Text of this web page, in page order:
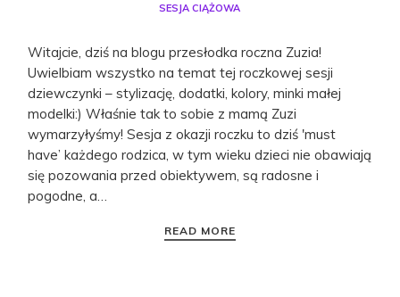
SESJA CIĄŻOWA
Witajcie, dziś na blogu przesłodka roczna Zuzia!
Uwielbiam wszystko na temat tej roczkowej sesji
dziewczynki – stylizację, dodatki, kolory, minki małej
modelki:) Właśnie tak to sobie z mamą Zuzi
wymarzyłyśmy! Sesja z okazji roczku to dziś 'must
have’ każdego rodzica, w tym wieku dzieci nie obawiają
się pozowania przed obiektywem, są radosne i
pogodne, a…
READ MORE